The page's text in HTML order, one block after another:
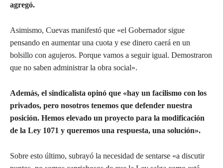
agregó.
Asimismo, Cuevas manifestó que «el Gobernador sigue
pensando en aumentar una cuota y ese dinero caerá en un
bolsillo con agujeros. Porque vamos a seguir igual. Demostraron
que no saben administrar la obra social».
Además, el sindicalista opinó que «hay un facilismo con los
privados, pero nosotros tenemos que defender nuestra
posición. Hemos elevado un proyecto para la modificación
de la Ley 1071 y queremos una respuesta, una solución».
Sobre esto último, subrayó la necesidad de sentarse «a discutir